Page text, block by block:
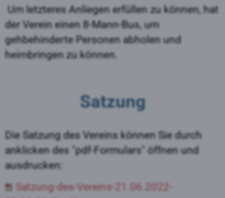
Um letzteres Anliegen erfüllen zu können, hat
der Verein einen 8-Mann-Bus, um
gehbehinderte Personen abholen und
heimbringen zu können.
Satzung
Die Satzung des Vereins können Sie durch
anklicken des "pdf-Formulars" öffnen und
ausdrucken:
Satzung-des-Vereins-21.06.2022-